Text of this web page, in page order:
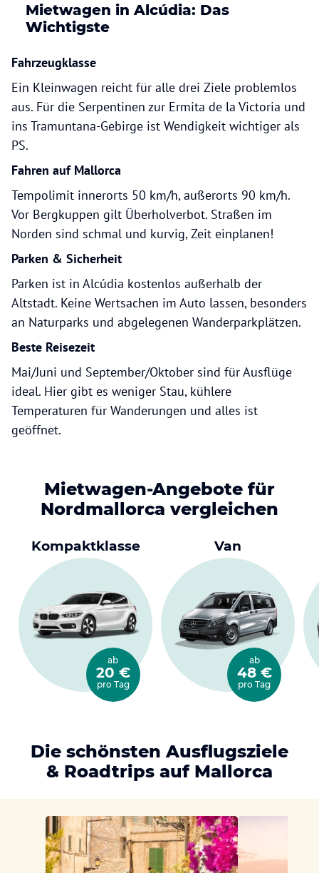
Mietwagen in Alcúdia: Das
Wichtigste
Fahrzeugklasse
Ein Kleinwagen reicht für alle drei Ziele problemlos
aus. Für die Serpentinen zur Ermita de la Victoria und
ins Tramuntana-Gebirge ist Wendigkeit wichtiger als
PS.
Fahren auf Mallorca
Tempolimit innerorts 50 km/h, außerorts 90 km/h.
Vor Bergkuppen gilt Überholverbot. Straßen im
Norden sind schmal und kurvig, Zeit einplanen!
Parken & Sicherheit
Parken ist in Alcúdia kostenlos außerhalb der
Altstadt. Keine Wertsachen im Auto lassen, besonders
an Naturparks und abgelegenen Wanderparkplätzen.
Beste Reisezeit
Mai/Juni und September/Oktober sind für Ausflüge
ideal. Hier gibt es weniger Stau, kühlere
Temperaturen für Wanderungen und alles ist
geöffnet.
Mietwagen-Angebote für
Nordmallorca vergleichen
Kompaktklasse
ab
20 €
pro Tag
Van
ab
48 €
pro Tag
Die schönsten Ausflugsziele
& Roadtrips auf Mallorca